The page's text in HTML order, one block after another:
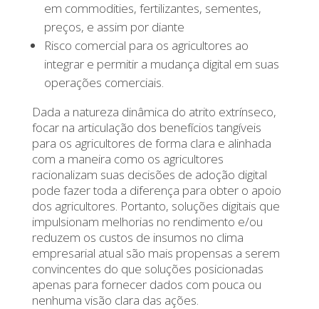
em commodities, fertilizantes, sementes,
preços, e assim por diante
Risco comercial para os agricultores ao
integrar e permitir a mudança digital em suas
operações comerciais.
Dada a natureza dinâmica do atrito extrínseco,
focar na articulação dos benefícios tangíveis
para os agricultores de forma clara e alinhada
com a maneira como os agricultores
racionalizam suas decisões de adoção digital
pode fazer toda a diferença para obter o apoio
dos agricultores. Portanto, soluções digitais que
impulsionam melhorias no rendimento e/ou
reduzem os custos de insumos no clima
empresarial atual são mais propensas a serem
convincentes do que soluções posicionadas
apenas para fornecer dados com pouca ou
nenhuma visão clara das ações.